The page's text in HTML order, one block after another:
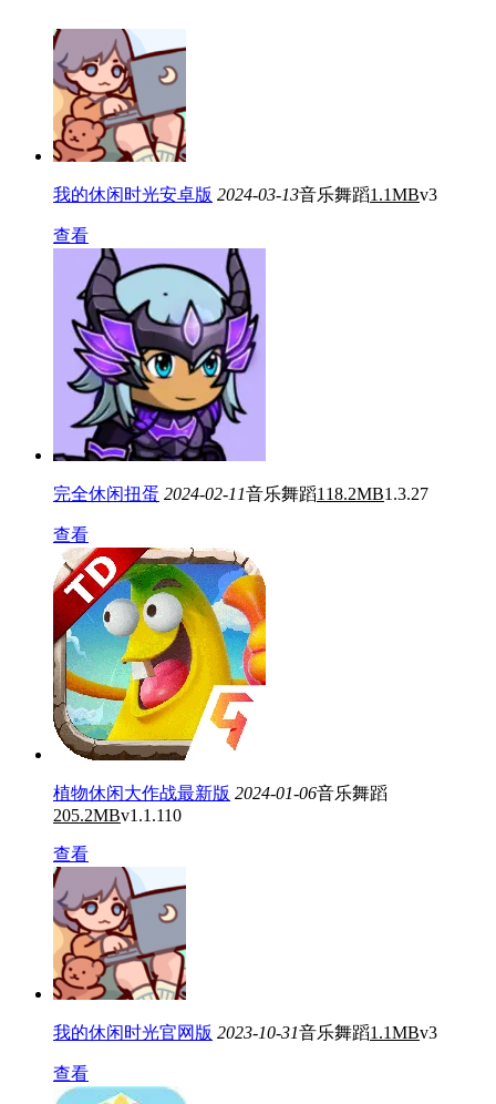
我的休闲时光安卓版 2024-03-13音乐舞蹈1.1MBv3
查看
完全休闲扭蛋 2024-02-11音乐舞蹈118.2MB1.3.27
查看
植物休闲大作战最新版 2024-01-06音乐舞蹈
205.2MBv1.1.110
查看
我的休闲时光官网版 2023-10-31音乐舞蹈1.1MBv3
查看